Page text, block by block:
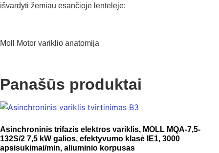
išvardyti žemiau esančioje lentelėje:
Moll Motor variklio anatomija
Panašūs produktai
Asinchroninis trifazis elektros variklis, MOLL MQA-7,5-
132S/2 7,5 kW galios, efektyvumo klasė IE1, 3000
apsisukimai/min, aliuminio korpusas